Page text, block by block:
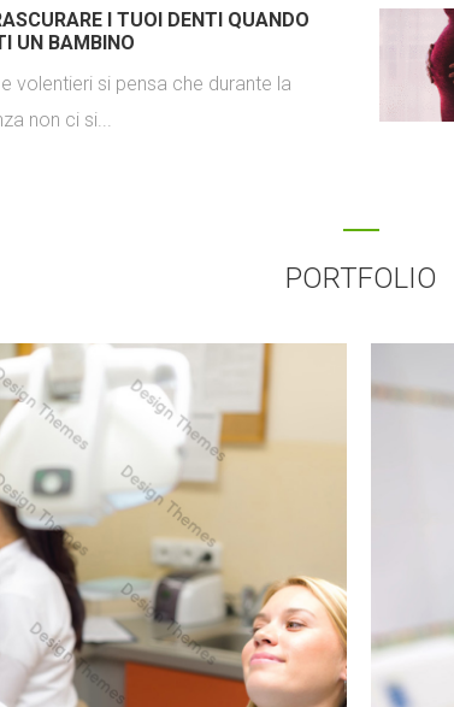
I TUOI DENTI QUANDO
UN BAMBINO
volentieri si pensa che durante la
non ci si...
PORTFOLIO